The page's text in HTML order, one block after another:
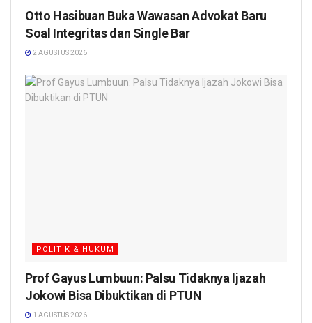
Otto Hasibuan Buka Wawasan Advokat Baru
Soal Integritas dan Single Bar
2 AGUSTUS 2026
POLITIK & HUKUM
Prof Gayus Lumbuun: Palsu Tidaknya Ijazah
Jokowi Bisa Dibuktikan di PTUN
1 AGUSTUS 2026